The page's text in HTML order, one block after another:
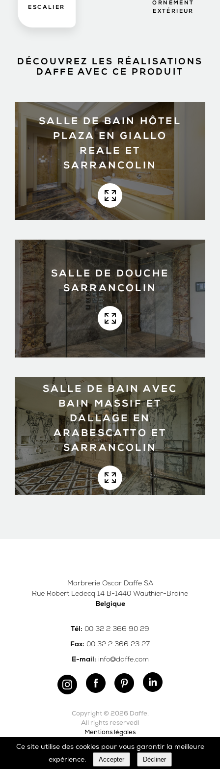
ESCALIER
ORNEMENT
EXTÉRIEUR
DÉCOUVREZ LES RÉALISATIONS
DAFFE AVEC CE PRODUIT
SALLE DE BAIN HÔTEL
PLAZA EN GIALLO
REALE ET
SARRANCOLIN
SALLE DE DOUCHE
SARRANCOLIN
SALLE DE BAIN AVEC
BAIN MASSIF ET
DALLAGE EN
ARABESCATTO ET
SARRANCOLIN
Marbrerie Oscar Daffe SA
Rue Robert Ledecq 14 B-1440 Wauthier-Braine
Belgique
Tél: 00 32 2 366 90 29
Fax: 00 32 2 366 23 27
E-mail: info@daffe.com
Copyright © 2026 Daffe.
All rights reserved!
Mentions légales
Carefully crafted byErgonomic
Ce site utilise des cookies pour vous garantir la meilleure
expérience.
Accepter Décliner